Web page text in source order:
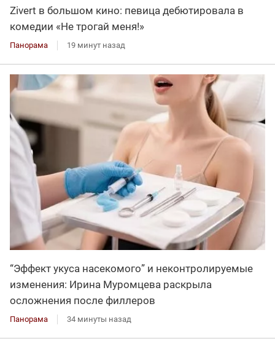
Zivert в большом кино: певица дебютировала в
комедии «Не трогай меня!»
Панорама 19 минут назад
“Эффект укуса насекомого” и неконтролируемые
изменения: Ирина Муромцева раскрыла
осложнения после филлеров
Панорама 34 минуты назад